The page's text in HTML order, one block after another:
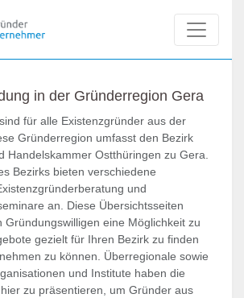
in der Gründerregion Gera
für alle Existenzgründer aus der
Gründerregion umfasst den Bezirk
Handelskammer Ostthüringen zu Gera.
Bezirks bieten verschiedene
und
an. Diese Übersichtsseiten
Gründungswilligen eine Möglichkeit zu
gezielt für Ihren Bezirk zu finden
zu können. Überregionale sowie
und Institute haben die
zu präsentieren, um Gründer aus